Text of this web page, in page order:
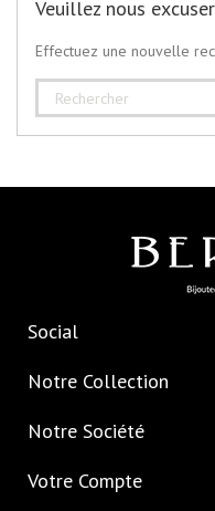
Veuillez nous
Effectuez une nouvelle
Social
Notre Collection
Notre Société
Votre Compte